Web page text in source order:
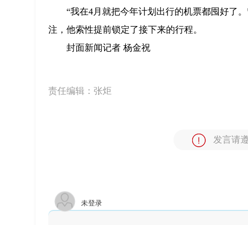
“我在4月就把今年计划出行的机票都囤好了
注，他索性提前锁定了接下来的行程。
封面新闻记者 杨金祝
责任编辑： 张炬
发言请
未登录